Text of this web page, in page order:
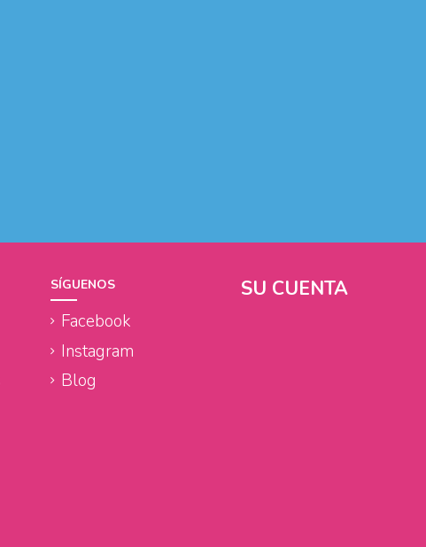
SÍGUENOS
Facebook
Instagram
Blog
SU CUENTA